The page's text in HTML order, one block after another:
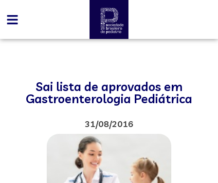
Sai lista de aprovados em
Gastroenterologia Pediátrica
31/08/2016